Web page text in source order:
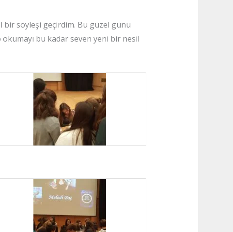
bir söyleşi geçirdim. Bu güzel günü
bu kadar seven yeni bir nesil